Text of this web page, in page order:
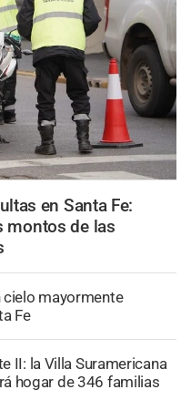
en Santa Fe:
montos de las
mayormente
Fe
II: la Villa Suramericana
hogar de 346 familias